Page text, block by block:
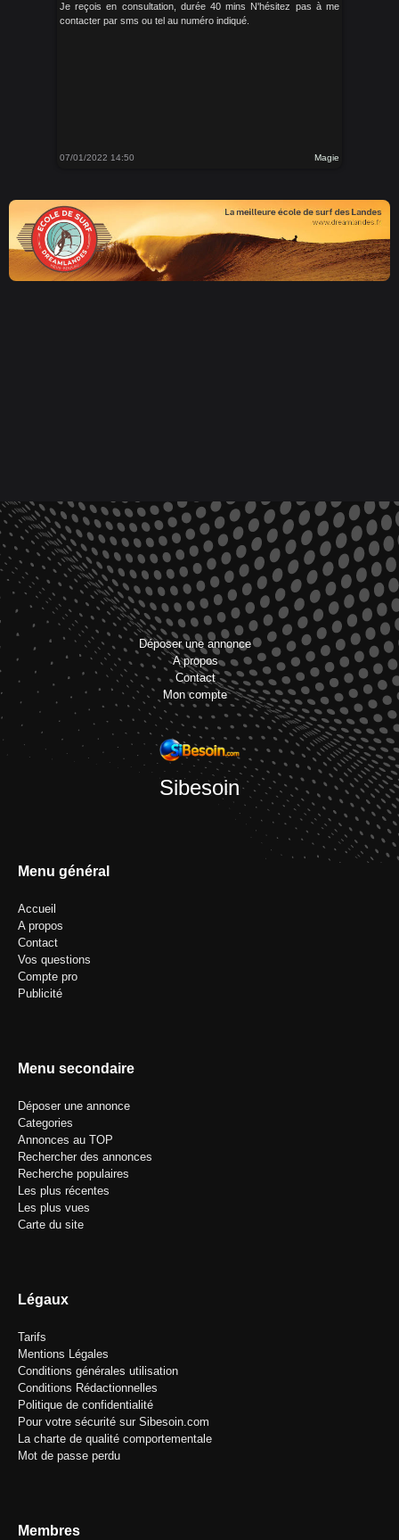
Je reçois en consultation, durée 40 mins N'hésitez pas à me
contacter par sms ou tel au numéro indiqué.
07/01/2022 14:50 Magie
Déposer une annonce
A propos
Contact
Mon compte
Sibesoin
Menu général
Accueil
A propos
Contact
Vos questions
Compte pro
Publicité
Menu secondaire
Déposer une annonce
Categories
Annonces au TOP
Rechercher des annonces
Recherche populaires
Les plus récentes
Les plus vues
Carte du site
Légaux
Tarifs
Mentions Légales
Conditions générales utilisation
Conditions Rédactionnelles
Politique de confidentialité
Pour votre sécurité sur Sibesoin.com
La charte de qualité comportementale
Mot de passe perdu
Membres